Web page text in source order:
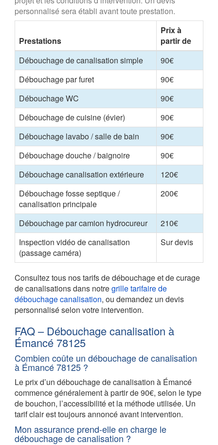
personnalisé sera établi avant toute prestation.
Prestations
Prix à
partir de
Débouchage de canalisation simple
90€
Débouchage par furet
90€
Débouchage WC
90€
Débouchage de cuisine (évier)
90€
Débouchage lavabo / salle de bain
90€
Débouchage douche / baignoire
90€
Débouchage canalisation extérieure
120€
Débouchage fosse septique /
canalisation principale
200€
Débouchage par camion hydrocureur
210€
Inspection vidéo de canalisation
(passage caméra)
Sur devis
Consultez tous nos tarifs de débouchage et de curage
de canalisations dans notregrille tarifaire de
débouchage canalisation, ou demandez un devis
personnalisé selon votre intervention.
FAQ – Débouchage canalisation à
Émancé 78125
Combien coûte un débouchage de canalisation
à Émancé 78125 ?
Le prix d’un débouchage de canalisation à Émancé
commence généralement à partir de 90€, selon le type
de bouchon, l’accessibilité et la méthode utilisée. Un
tarif clair est toujours annoncé avant intervention.
Mon assurance prend-elle en charge le
débouchage de canalisation ?